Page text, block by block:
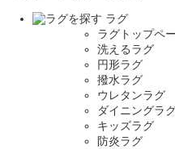
ラグ
ラグトップペ
洗えるラグ
円形ラグ
撥水ラグ
ウレタンラグ
ダイニングラ
キッズラグ
防炎ラグ